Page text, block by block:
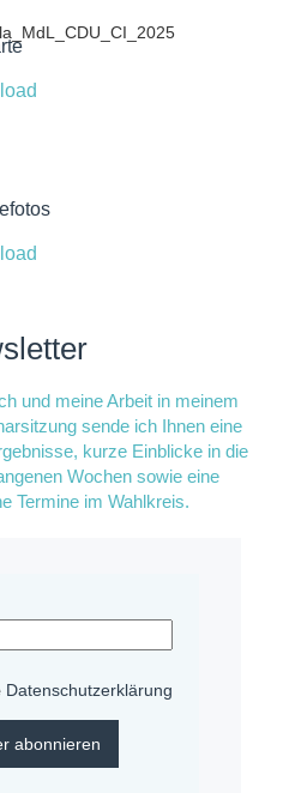
und meine Arbeit in meinem
sende ich Ihnen eine
kurze Einblicke in die
Wochen sowie eine
Termine im Wahlkreis.
Datenschutzerklärung
abonnieren